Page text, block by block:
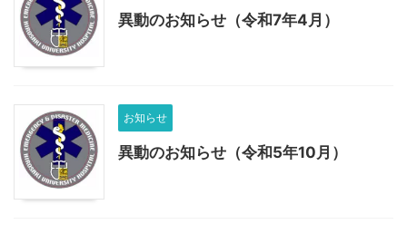
異動のお知らせ（令和7年4月）
お知らせ
異動のお知らせ（令和5年10月）